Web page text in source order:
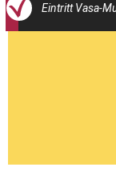
Eintritt Vasa-